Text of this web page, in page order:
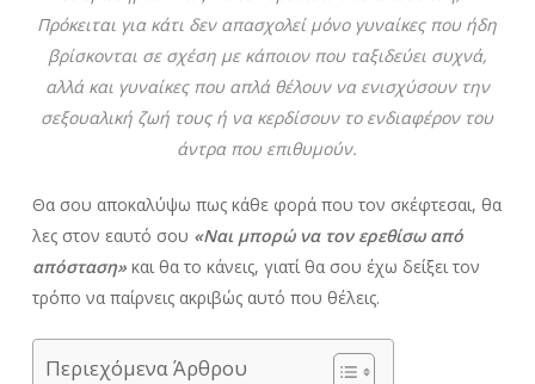
Πρόκειται για κάτι δεν απασχολεί μόνο γυναίκες που ήδη
βρίσκονται σε σχέση με κάποιον που ταξιδεύει συχνά,
αλλά και γυναίκες που απλά θέλουν να ενισχύσουν την
σεξουαλική ζωή τους ή να κερδίσουν το ενδιαφέρον του
άντρα που επιθυμούν.
Θα σου αποκαλύψω πως κάθε φορά που τον σκέφτεσαι, θα
λες στον εαυτό σου «Ναι μπορώ να τον ερεθίσω από
απόσταση»και θα το κάνεις, γιατί θα σου έχω δείξει τον
τρόπο να παίρνεις ακριβώς αυτό που θέλεις.
Περιεχόμενα Άρθρου